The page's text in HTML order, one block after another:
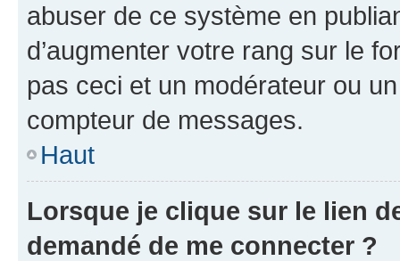
abuser de ce système en
d’augmenter votre rang sur le
pas ceci et un modérateur ou
compteur de messages.
Haut
Lorsque je clique sur le lien
demandé de me connecter ?